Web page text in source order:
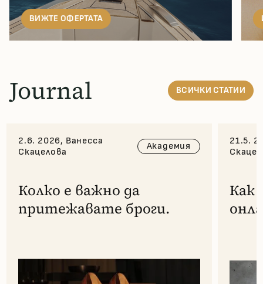
ВИЖТЕ ОФЕРТАТА
Journal ВСИЧКИ СТАТИИ
2.6. 2026, Ванесса
Скацелова
Академия
Колко е важно да
притежавате броги.
21.5.
Как